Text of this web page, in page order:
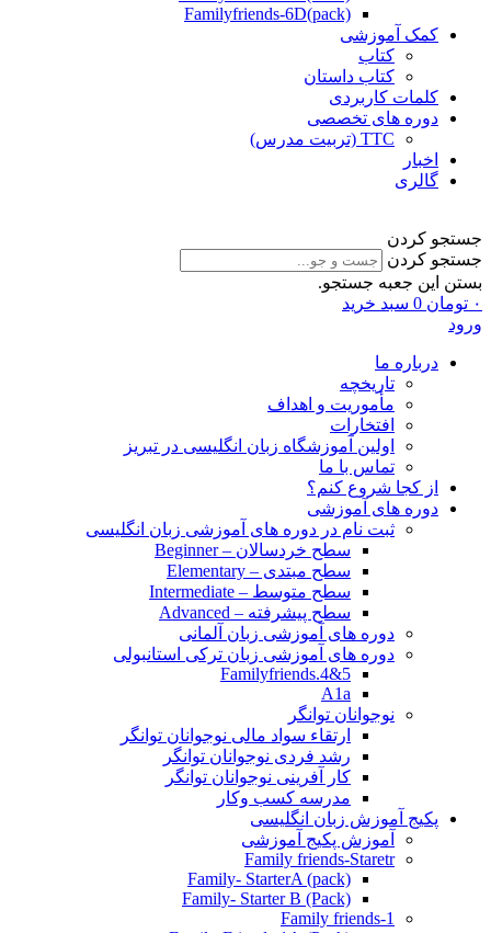
Familyfriends-6D(pack)
کمک آموزشی
کتاب
کتاب داستان
کلمات کاربردی
دوره های تخصصی
TTC (تربیت مدرس)
اخبار
گالری
جستجو کردن
جستجو کردن
بستن این جعبه جستجو.
۰ تومان 0 سبد خرید
ورود
درباره ما
تاریخچه
مأموریت و اهداف
افتخارات
اولین آموزشگاه زبان انگلیسی در تبریز
تماس با ما
از کجا شروع کنم؟
دوره های آموزشی
ثبت نام در دوره های آموزشی زبان انگلیسی
سطح خردسالان – Beginner
سطح مبتدی – Elementary
سطح متوسط – Intermediate
سطح پیشرفته – Advanced
دوره های آموزشی زبان آلمانی
دوره های آموزشی زبان ترکی استانبولی
Familyfriends.4&5
A1a
نوجوانان توانگر
ارتقاء سواد مالی نوجوانان توانگر
رشد فردی نوجوانان توانگر
کار آفرینی نوجوانان توانگر
مدرسه کسب وکار
پکیج آموزش زبان انگلیسی
آموزش پکیج آموزشی
Family friends-Staretr
Family- StarterA (pack)
Family- Starter B (Pack)
Family friends-1